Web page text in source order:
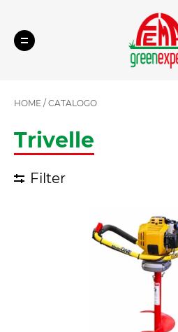
HOME / CATALOGO
Trivelle
Filter